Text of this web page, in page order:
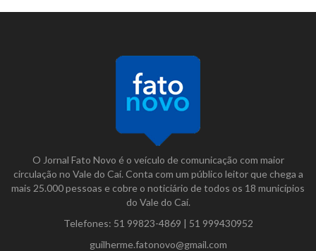
O Jornal Fato Novo é o veículo de comunicação com maior
circulação no Vale do Caí. Conta com um público leitor que chega a
mais 25.000 pessoas e cobre o noticiário de todos os 18 municípios
do Vale do Caí.
Telefones: 51 99823-4869 | 51 999430952
guilherme.fatonovo@gmail.com